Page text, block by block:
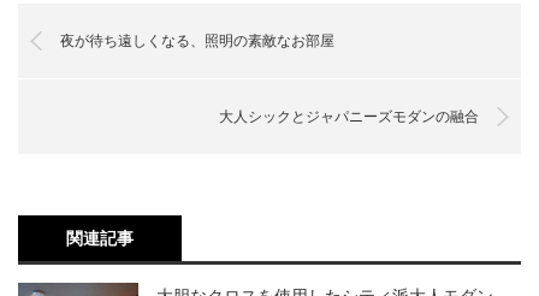
夜が待ち遠しくなる、照明の素敵なお部屋
大人シックとジャパニーズモダンの融合
関連記事